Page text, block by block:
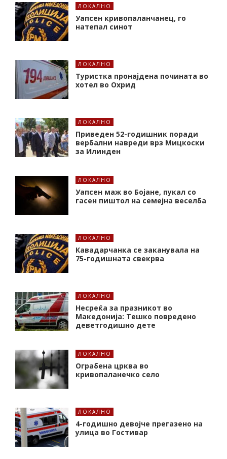
ЛОКАЛНО
Уапсен кривопаланчанец, го
натепал синот
ЛОКАЛНО
Туристка пронајдена почината во
хотел во Охрид
ЛОКАЛНО
Приведен 52-годишник поради
вербални навреди врз Мицкоски
за Илинден
ЛОКАЛНО
Уапсен маж во Бојане, пукал со
гасен пиштол на семејна веселба
ЛОКАЛНО
Кавадарчанка се заканувала на
75-годишната свекрва
ЛОКАЛНО
Несреќа за празникот во
Македонија: Тешко повредено
деветгодишно дете
ЛОКАЛНО
Ограбена црква во
кривопаланечко село
ЛОКАЛНО
4-годишно девојче прегазено на
улица во Гостивар